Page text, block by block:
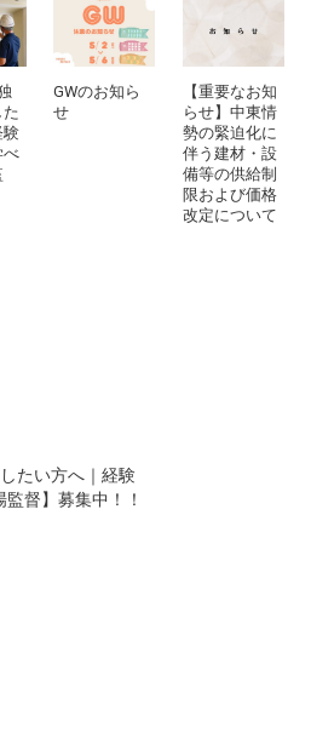
た
験
べ
GWのお知ら
せ
【重要なお知
らせ】中東情
勢の緊迫化に
伴う建材・設
備等の供給制
限および価格
改定について
たい方へ｜経験
督】募集中！！